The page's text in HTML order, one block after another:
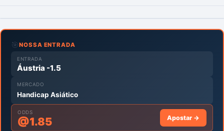
🎯NOSSA ENTRADA
ENTRADA
Áustria -1.5
MERCADO
Handicap Asiático
ODDS
@1.85 Apostar →